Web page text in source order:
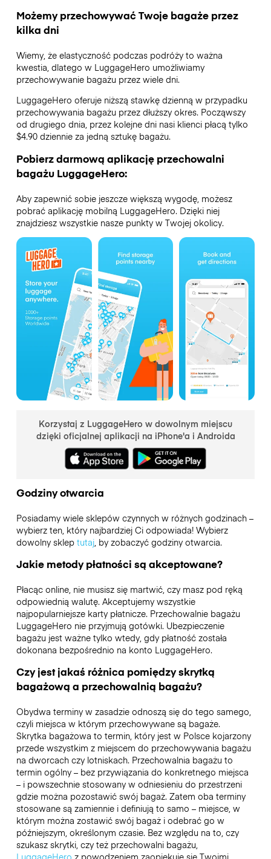
Możemy przechowywać Twoje bagaże przez
kilka dni
Wiemy, że elastyczność podczas podróży to ważna
kwestia, dlatego w LuggageHero umożliwiamy
przechowywanie bagażu przez wiele dni.
LuggageHero oferuje niższą stawkę dzienną w przypadku
przechowywania bagażu przez dłuższy okres. Począwszy
od drugiego dnia, przez kolejne dni nasi klienci płacą tylko
$4.90 dziennie za jedną sztukę bagażu.
Pobierz darmową aplikację przechowalni
bagażu LuggageHero:
Aby zapewnić sobie jeszcze większą wygodę, możesz
pobrać aplikację mobilną LuggageHero. Dzięki niej
znajdziesz wszystkie nasze punkty w Twojej okolicy.
Korzystaj z LuggageHero w dowolnym miejscu
dzięki oficjalnej aplikacji na iPhone'a i Androida
Godziny otwarcia
Posiadamy wiele sklepów czynnych w różnych godzinach –
wybierz ten, który najbardziej Ci odpowiada! Wybierz
dowolny sklep tutaj, by zobaczyć godziny otwarcia.
Jakie metody płatności są akceptowane?
Płacąc online, nie musisz się martwić, czy masz pod ręką
odpowiednią walutę. Akceptujemy wszystkie
najpopularniejsze karty płatnicze. Przechowalnie bagażu
LuggageHero nie przyjmują gotówki. Ubezpieczenie
bagażu jest ważne tylko wtedy, gdy płatność została
dokonana bezpośrednio na konto LuggageHero.
Czy jest jakaś różnica pomiędzy skrytką
bagażową a przechowalnią bagażu?
Obydwa terminy w zasadzie odnoszą się do tego samego,
czyli miejsca w którym przechowywane są bagaże.
Skrytka bagażowa to termin, który jest w Polsce kojarzony
przede wszystkim z miejscem do przechowywania bagażu
na dworcach czy lotniskach. Przechowalnia bagażu to
termin ogólny – bez przywiązania do konkretnego miejsca
– i powszechnie stosowany w odniesieniu do przestrzeni
gdzie można pozostawić swój bagaż. Zatem oba terminy
stosowane są zamiennie i definiują to samo – miejsce, w
którym można zostawić swój bagaż i odebrać go w
późniejszym, określonym czasie. Bez względu na to, czy
szukasz skrytki, czy też przechowalni bagażu,